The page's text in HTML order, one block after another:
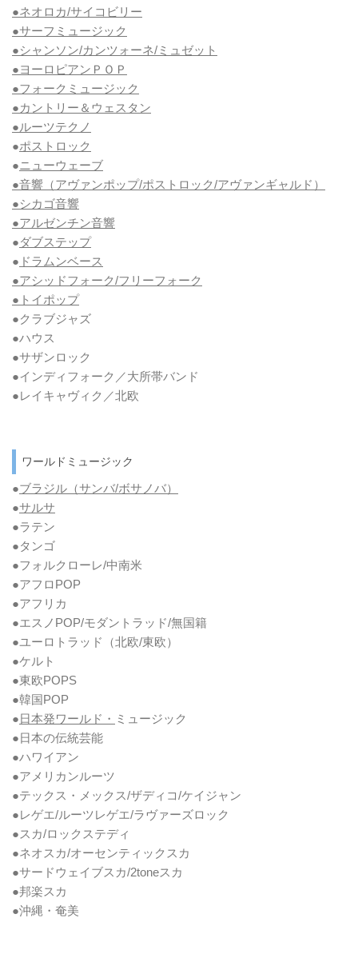
●ネオロカ/サイコビリー
●サーフミュージック
●シャンソン/カンツォーネ/ミュゼット
●ヨーロピアンＰＯＰ
●フォークミュージック
●カントリー＆ウェスタン
●ルーツテクノ
●ポストロック
●ニューウェーブ
●音響（アヴァンポップ/ポストロック/アヴァンギャルド）
●シカゴ音響
●アルゼンチン音響
●ダブステップ
● ドラムンベース
●アシッドフォーク/フリーフォーク
●トイポップ
●クラブジャズ
●ハウス
●サザンロック
●インディフォーク／大所帯バンド
●レイキャヴィク／北欧
ワールドミュージック
●ブラジル（サンバ/ボサノバ）
●サルサ
●ラテン
●タンゴ
●フォルクローレ/中南米
●アフロPOP
●アフリカ
●エスノPOP/モダントラッド/無国籍
●ユーロトラッド（北欧/東欧）
●ケルト
●東欧POPS
●韓国POP
●日本発ワールド・ ミュージック
●日本の伝統芸能
●ハワイアン
●アメリカンルーツ
●テックス・メックス/ザディコ/ケイジャン
●レゲエ/ルーツレゲエ/ラヴァーズロック
●スカ/ロックステディ
●ネオスカ/オーセンティックスカ
●サードウェイブスカ/2toneスカ
●邦楽スカ
●沖縄・奄美